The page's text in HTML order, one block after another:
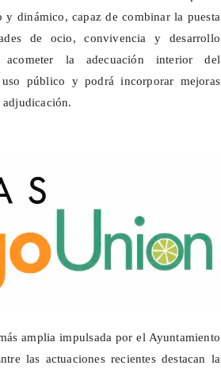
dinámico, capaz de combinar la puesta
de ocio, convivencia y desarrollo
la adecuación interior del
público y podrá incorporar mejoras
adjudicación.
amplia impulsada por el Ayuntamiento
las actuaciones recientes destacan la